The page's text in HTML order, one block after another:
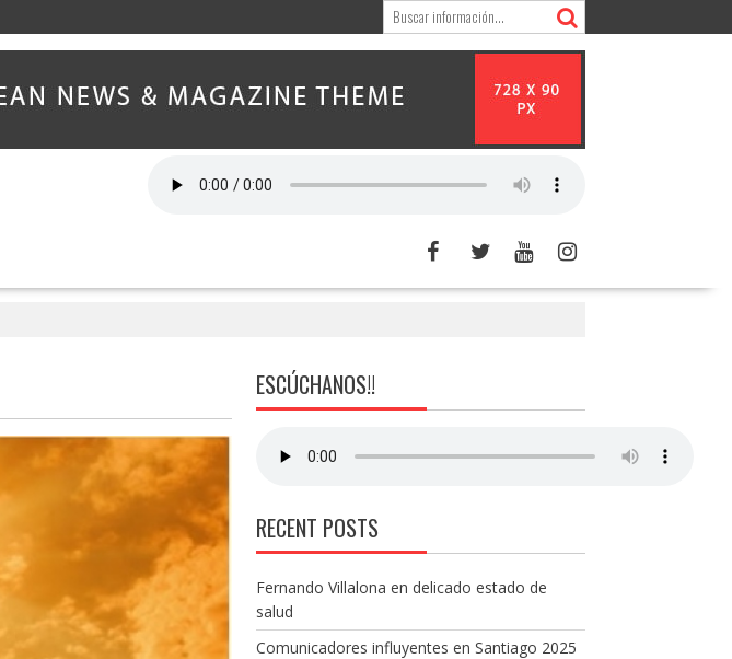
ESCÚCHANOS!!
RECENT POSTS
Fernando Villalona en delicado estado de
salud
Comunicadores influyentes en Santiago 2025